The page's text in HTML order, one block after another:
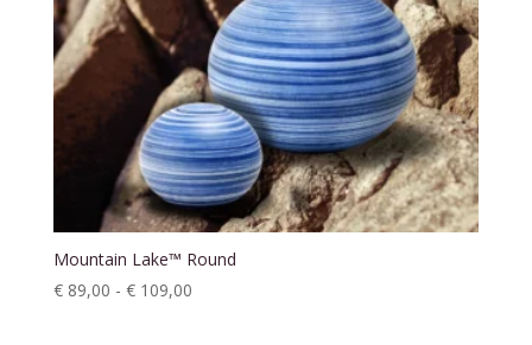
Mountain Lake™ Round
€89,00 - €109,00Prijsklasse: